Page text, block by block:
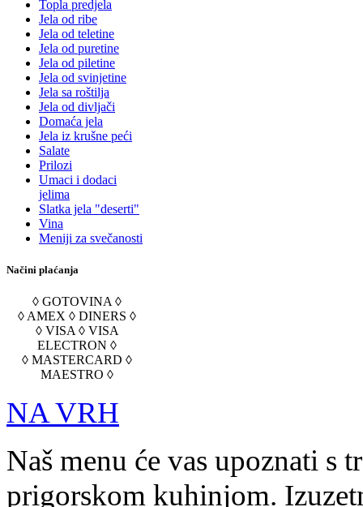
Topla predjela
Jela od ribe
Jela od teletine
Jela od puretine
Jela od piletine
Jela od svinjetine
Jela sa roštilja
Jela od divljači
Domaća jela
Jela iz krušne peći
Salate
Prilozi
Umaci i dodaci
jelima
Slatka jela "deserti"
Vina
Meniji za svečanosti
Načini plaćanja
◊ GOTOVINA ◊
◊ AMEX ◊ DINERS ◊
◊ VISA ◊ VISA
ELECTRON ◊
◊ MASTERCARD ◊
MAESTRO ◊
NA VRH
Naš menu će vas upoznati s
prigorskom kuhinjom.